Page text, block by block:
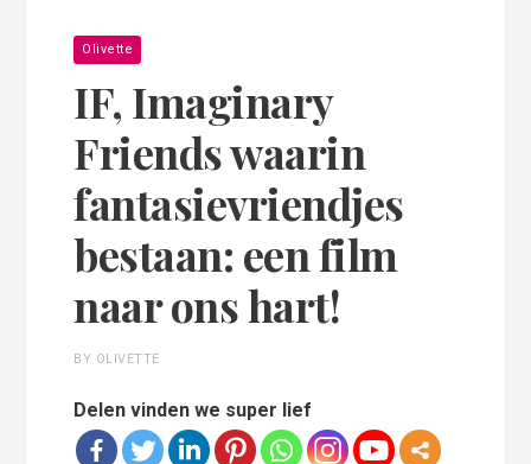
Olivette
IF, Imaginary
Friends waarin
fantasievriendjes
bestaan: een film
naar ons hart!
BY OLIVETTE
Delen vinden we super lief